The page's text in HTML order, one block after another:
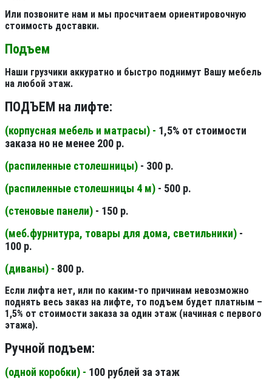
Или позвоните нам и мы просчитаем ориентировочную
стоимость доставки.
Подъем
Наши грузчики аккуратно и быстро поднимут Вашу мебель
на любой этаж.
ПОДЪЕМ на лифте:
(корпусная мебель и матрасы) - 1,5% от стоимости
заказа но не менее 200 р.
(распиленные столешницы) - 300 р.
(распиленные столешницы 4 м) - 500 р.
(стеновые панели) - 150 р.
(меб.фурнитура, товары для дома, светильники) -
100 р.
(диваны) - 800 р.
Если лифта нет, или по каким-то причинам невозможно
поднять весь заказ на лифте, то подъем будет платным –
1,5% от стоимости заказа за один этаж (начиная с первого
этажа).
Ручной подъем:
(одной коробки) - 100 рублей за этаж